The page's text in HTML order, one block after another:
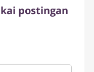
postingan